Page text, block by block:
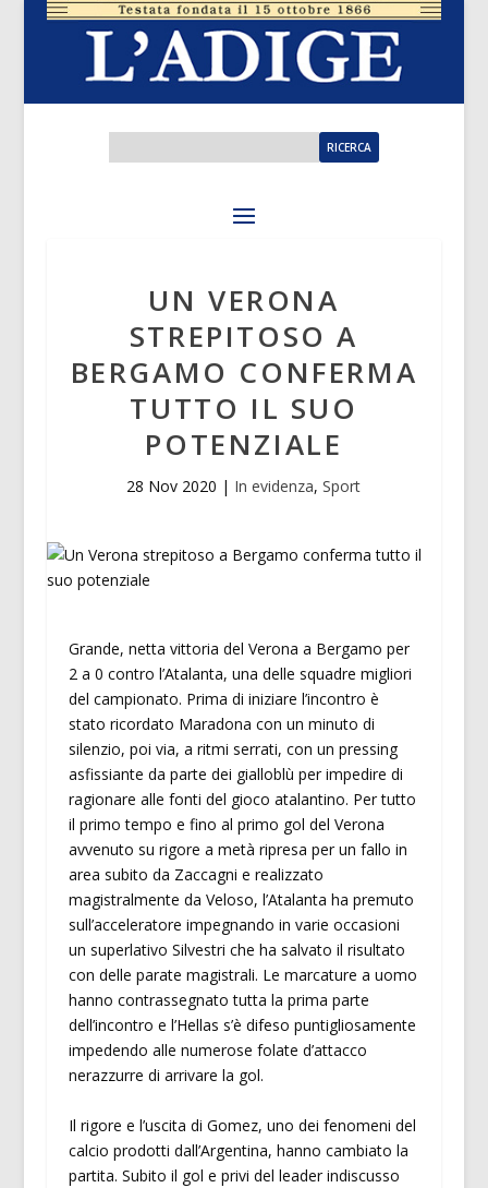
UN VERONA
STREPITOSO A
BERGAMO CONFERMA
TUTTO IL SUO
POTENZIALE
28 Nov 2020 | In evidenza,Sport
Grande, netta vittoria del Verona a Bergamo per
2 a 0 contro l’Atalanta, una delle squadre migliori
del campionato. Prima di iniziare l’incontro è
stato ricordato Maradona con un minuto di
silenzio, poi via, a ritmi serrati, con un pressing
asfissiante da parte dei gialloblù per impedire di
ragionare alle fonti del gioco atalantino. Per tutto
il primo tempo e fino al primo gol del Verona
avvenuto su rigore a metà ripresa per un fallo in
area subito da Zaccagni e realizzato
magistralmente da Veloso, l’Atalanta ha premuto
sull’acceleratore impegnando in varie occasioni
un superlativo Silvestri che ha salvato il risultato
con delle parate magistrali. Le marcature a uomo
hanno contrassegnato tutta la prima parte
dell’incontro e l’Hellas s’è difeso puntigliosamente
impedendo alle numerose folate d’attacco
nerazzurre di arrivare la gol.
Il rigore e l’uscita di Gomez, uno dei fenomeni del
calcio prodotti dall’Argentina, hanno cambiato la
partita. Subito il gol e privi del leader indiscusso